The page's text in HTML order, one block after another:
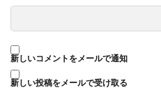
新しいコメントをメールで通知
新しい投稿をメールで受け取る